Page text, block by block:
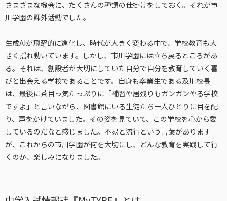
さまざまな機会に、たくさんの種類の仕掛けをしておく。それが市
川学園の課外活動でした。
生成AIが飛躍的に進化し、時代が大きく変わる中で、学校教育も大
きく揺れ動いています。しかし、市川学園には立ち戻るところがあ
る。それは、創設者が大切にしていた自分で自分を教育していく喜
びと出会える学校であることです。自身も卒業生である及川校長
は、最後に茶目っ気たっぷりに「補習や居残りもガンガンやる学校
ですよ」と言いながら、図書館にいる生徒たち一人ひとりに目を配
り、声をかけていました。その姿を見ていて、この学校を心から愛
しているのだなと感じました。不易と流行という言葉があります
が、これからの市川学園が何を大切にし、どんな教育を実践して行
くのか、楽しみになりました。